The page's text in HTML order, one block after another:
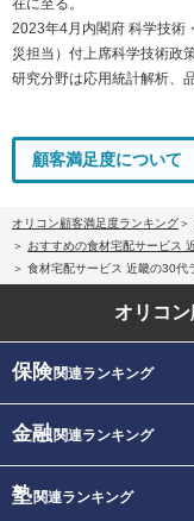
2023年4月内閣府 科学技術
災担当）付上席科学技術政
研究分野は応用統計解析、
顧客満足度について
オリコン顧客満足度ランキング
おすすめの食材宅配サービス
食材宅配サービス 近畿の30代
オリコ
保険関連ランキング
金融関連ランキング
塾関連ランキング